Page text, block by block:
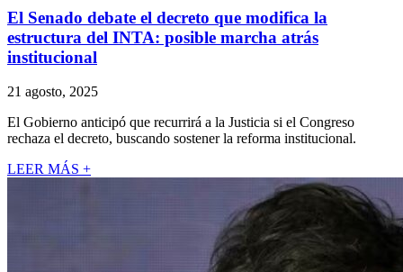
El Senado debate el decreto que modifica la
estructura del INTA: posible marcha atrás
institucional
21 agosto, 2025
El Gobierno anticipó que recurrirá a la Justicia si el Congreso
rechaza el decreto, buscando sostener la reforma institucional.
LEER MÁS +